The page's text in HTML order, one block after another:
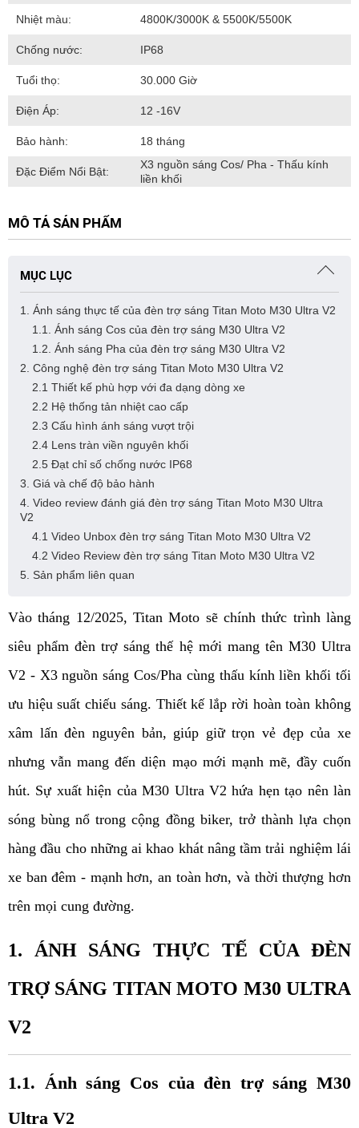
Nhiệt màu: 4800K/3000K & 5500K/5500K
Chống nước: IP68
Tuổi thọ: 30.000 Giờ
Điện Áp: 12 -16V
Bảo hành: 18 tháng
Đặc Điểm Nổi Bật:
X3 nguồn sáng Cos/ Pha - Thấu kính
liền khối
MÔ TẢ SẢN PHẨM
MỤC LỤC
1. Ánh sáng thực tế của đèn trợ sáng Titan Moto M30 Ultra V2
1.1. Ánh sáng Cos của đèn trợ sáng M30 Ultra V2
1.2. Ánh sáng Pha của đèn trợ sáng M30 Ultra V2
2. Công nghệ đèn trợ sáng Titan Moto M30 Ultra V2
2.1 Thiết kế phù hợp với đa dạng dòng xe
2.2 Hệ thống tản nhiệt cao cấp
2.3 Cấu hình ánh sáng vượt trội
2.4 Lens tràn viền nguyên khối
2.5 Đạt chỉ số chống nước IP68
3. Giá và chế độ bảo hành
4. Video review đánh giá đèn trợ sáng Titan Moto M30 Ultra
V2
4.1 Video Unbox đèn trợ sáng Titan Moto M30 Ultra V2
4.2 Video Review đèn trợ sáng Titan Moto M30 Ultra V2
5. Sản phẩm liên quan
Vào tháng 12/2025, Titan Moto sẽ chính thức trình làng
siêu phẩm đèn trợ sáng thế hệ mới mang tên M30 Ultra
V2 - X3 nguồn sáng Cos/Pha cùng thấu kính liền khối tối
ưu hiệu suất chiếu sáng. Thiết kế lắp rời hoàn toàn không
xâm lấn đèn nguyên bản, giúp giữ trọn vẻ đẹp của xe
nhưng vẫn mang đến diện mạo mới mạnh mẽ, đầy cuốn
hút. Sự xuất hiện của M30 Ultra V2 hứa hẹn tạo nên làn
sóng bùng nổ trong cộng đồng biker, trở thành lựa chọn
hàng đầu cho những ai khao khát nâng tầm trải nghiệm lái
xe ban đêm - mạnh hơn, an toàn hơn, và thời thượng hơn
trên mọi cung đường.
1. ÁNH SÁNG THỰC TẾ CỦA ĐÈN
TRỢ SÁNG TITAN MOTO M30 ULTRA
V2
1.1. Ánh sáng Cos của đèn trợ sáng M30
Ultra V2